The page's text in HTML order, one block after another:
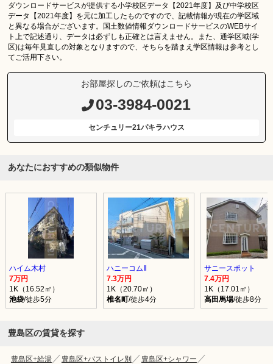
ダウンロードサービスが提供する小学校区データ【2021年度】及び中学校区
データ【2021年度】を元に加工したものですので、記載情報が現在の学区域
と異なる場合がございます。国土数値情報ダウンロードサービスのWEBサイ
ト上で記述通り、データは必ずしも正確とは言えません。また、通学区域(学
区)は毎年見直しの対象となりますので、そちらを踏まえ学区情報は参考とし
てご活用下さい。
お部屋探しのご依頼はこちら
03-3984-0021
センチュリー21パキラハウス
あなたにおすすめの類似物件
ハイム木村
7万円
1K（16.52㎡）
池袋/徒歩5分
ハニーコムⅡ
7.3万円
1K（20.70㎡）
椎名町/徒歩4分
サニースポット
7.4万円
1K（17.01㎡）
高田馬場/徒歩8分
豊島区の賃貸を探す
豊島区+給湯 豊島区+バストイレ別
豊島区+シャワー